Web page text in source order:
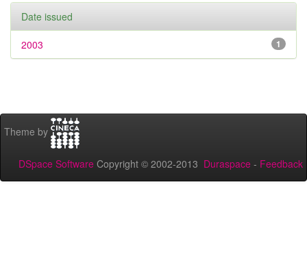
Date issued
1
2003
Theme by
DSpace Software Copyright © 2002-2013 Duraspace - Feedback